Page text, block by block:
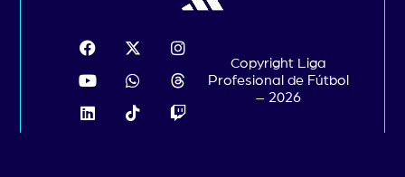
Copyright Liga
Profesional de Fútbol
– 2026